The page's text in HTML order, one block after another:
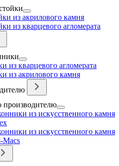
из акрилового камня
из кварцевого агломерата
из кварцевого агломерата
из акрилового камня
производителю
из искусственного камня
из искусственного камня
Macs